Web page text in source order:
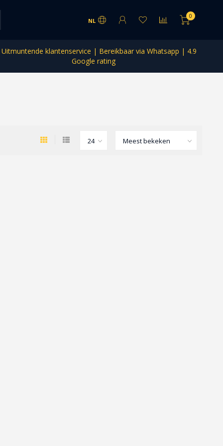
NL
0
Uitmuntende klantenservice | Bereikbaar via Whatsapp | 4.9
Google rating